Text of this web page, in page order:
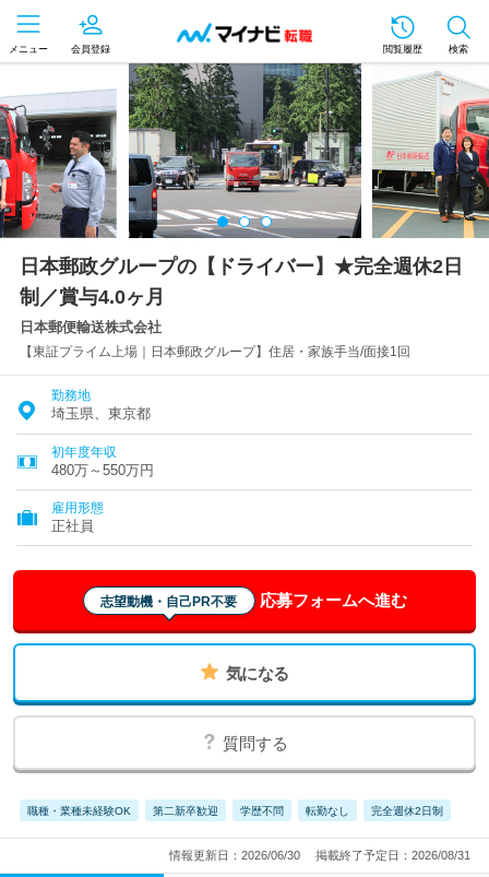
メニュー 会員登録 閲覧履歴 検索
日本郵政グループの【ドライバー】★完全週休2日
制／賞与4.0ヶ月
日本郵便輸送株式会社
【東証プライム上場｜日本郵政グループ】住居・家族手当/面接1回
勤務地
埼玉県、東京都
初年度年収
480万～550万円
雇用形態
正社員
志望動機・自己PR不要 応募フォームへ進む
気になる
質問する
職種・業種未経験OK 第二新卒歓迎 学歴不問 転勤なし 完全週休2日制
情報更新日：2026/06/30 掲載終了予定日：2026/08/31